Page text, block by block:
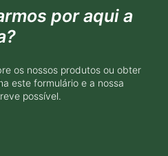
por aqui a
os nossos produtos ou obter
este formulário e a nossa
possível.